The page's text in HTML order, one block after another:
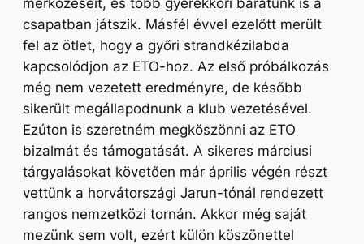
csapatban játszik. Másfél évvel ezelőtt merült
fel az ötlet, hogy a győri strandkézilabda
kapcsolódjon az ETO-hoz. Az első próbálkozás
még nem vezetett eredményre, de később
sikerült megállapodnunk a klub vezetésével.
Ezúton is szeretném megköszönni az ETO
bizalmát és támogatását. A sikeres márciusi
tárgyalásokat követően már április végén részt
vettünk a horvátországi Jarun-tónál rendezett
rangos nemzetközi tornán. Akkor még saját
mezünk sem volt, ezért külön köszönettel